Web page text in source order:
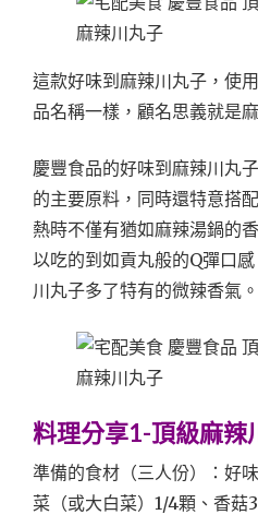
這款好味到麻辣川丸子，使
品名稱一樣，顧名思義就是
慶豐食品的好味到麻辣川丸
的主要原料，同時還特意搭
熱時不僅有猶如麻辣湯鍋的
以吃的到如貢丸般的Q彈口
川丸子多了特有的微辣香氣。
料理分享1-頂級麻辣
準備的食材（三人份）：好
菜（或大白菜）1/4顆、香菇